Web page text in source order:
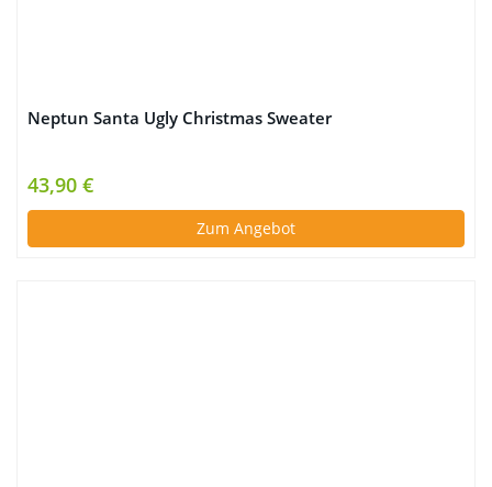
Neptun Santa Ugly Christmas Sweater
43,90 €
Zum Angebot